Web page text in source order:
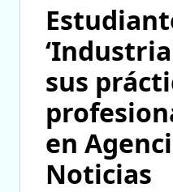
sus
en
Noticias